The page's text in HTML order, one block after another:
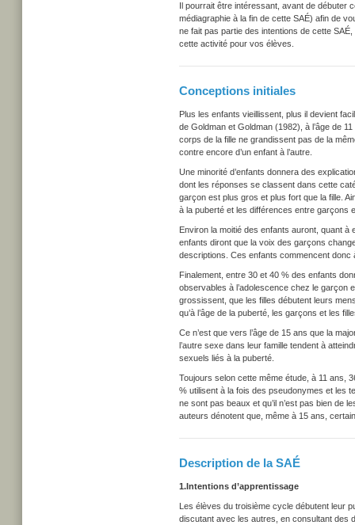
Il pourrait être intéressant, avant de débuter
médiagraphie à la fin de cette SAÉ) afin de
ne fait pas partie des intentions de cette
cette activité pour vos élèves.
Conceptions initiales
Plus les enfants vieillissent, plus il devient
de Goldman et Goldman (1982), à l’âge de
corps de la fille ne grandissent pas de la
contre encore d’un enfant à l’autre.
Une minorité d’enfants donnera des
dont les réponses se classent dans cette
garçon est plus gros et plus fort que la fille.
à la puberté et les différences entre garçons
Environ la moitié des enfants auront, quant
enfants diront que la voix des garçons
descriptions. Ces enfants commencent
Finalement, entre 30 et 40 % des enfants
observables à l’adolescence chez le garçon
grossissent, que les filles débutent leurs
qu’à l’âge de la puberté, les garçons et les
Ce n’est que vers l’âge de 15 ans que la
l’autre sexe dans leur famille tendent à
sexuels liés à la puberté.
Toujours selon cette même étude, à 11 ans,
% utilisent à la fois des pseudonymes et les
ne sont pas beaux et qu’il n’est pas bien de
auteurs dénotent que, même à 15 ans,
Description de la SAÉ
1.Intentions d’apprentissage
Les élèves du troisième cycle débutent leur
discutant avec les autres, en consultant des